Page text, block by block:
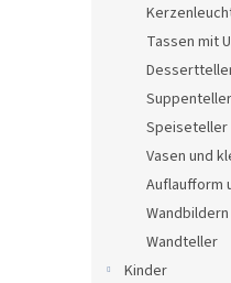
Tassen mit
Suppenteller
Speiseteller
Vasen und
Auflaufform
Wandbildern
Wandteller
Kinder